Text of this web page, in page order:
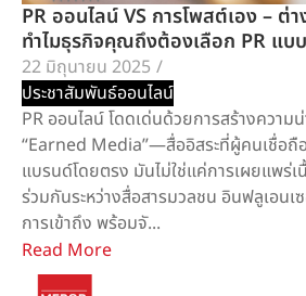
PR ออนไลน์ VS การโพสต์เอง – ต่
ทำไมธุรกิจคุณถึงต้องเลือก PR แบ
22 มิถุนายน 2025 /
ประชาสัมพันธ์ออนไลน์
PR ออนไลน์ โดดเด่นด้วยการสร้างความ
“Earned Media”—สื่ออิสระที่ผู้คนเชื่อถื
แบรนด์โดยตรง มันไม่ใช่แค่การเผยแพร่เ
ร่วมกันระหว่างสื่อสารมวลชน อินฟลูเอนเ
การเข้าถึง พร้อมจั...
Read More